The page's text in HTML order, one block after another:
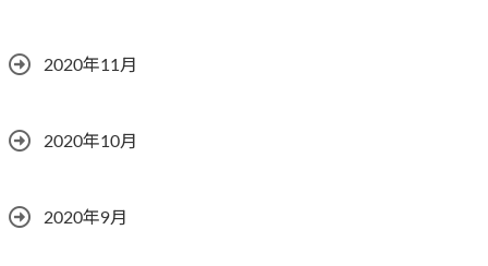
2020年11月
2020年10月
2020年9月